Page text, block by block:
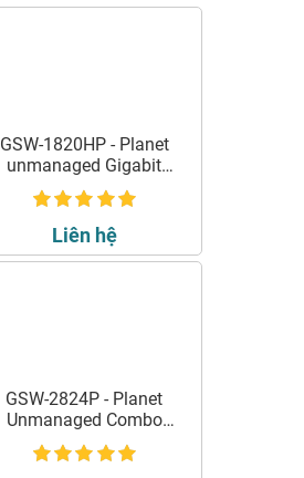
GSW-1820HP - Planet
unmanaged Gigabit
Ethernet Switch
Liên hệ
GSW-2824P - Planet
Unmanaged Combo
Ethernet Switch